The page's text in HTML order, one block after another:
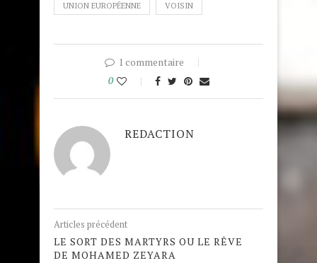
UNION EUROPÉENNE VOISIN
1 commentaire
0
REDACTION
Articles précédent
LE SORT DES MARTYRS OU LE RÊVE
DE MOHAMED ZEYARA